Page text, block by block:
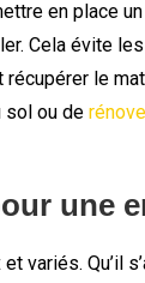
en place
Cela évite
le
sol ou de
une
variés. Qu’il